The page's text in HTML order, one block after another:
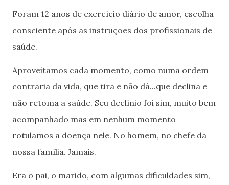
Foram 12 anos de exercício diário de amor, escolha
consciente após as instruções dos profissionais de
saúde.
Aproveitamos cada momento, como numa ordem
contraria da vida, que tira e não dá...que declina e
não retoma a saúde. Seu declínio foi sim, muito bem
acompanhado mas em nenhum momento
rotulamos a doença nele. No homem, no chefe da
nossa família. Jamais.
Era o pai, o marido, com algumas dificuldades sim,